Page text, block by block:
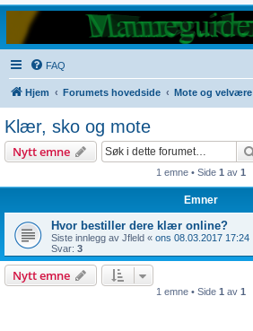
FAQ
Hjem Forumets hovedside Mote og velvære
Klær, sko og mote
Nytt emne
1 emne • Side 1 av 1
Emner
Hvor bestiller dere klær online?
Siste innlegg av Jfleld « ons 08.03.2017 17:24
Svar: 3
Nytt emne
1 emne • Side 1 av 1